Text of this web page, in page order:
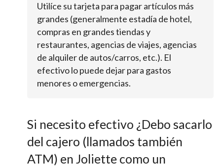
Utilíce su tarjeta para pagar artículos más
grandes (generalmente estadía de hotel,
compras en grandes tiendas y
restaurantes, agencias de viajes, agencias
de alquiler de autos/carros, etc.). El
efectivo lo puede dejar para gastos
menores o emergencias.
Si necesito efectivo ¿Debo sacarlo
del cajero (llamados también
ATM) en Joliette como un